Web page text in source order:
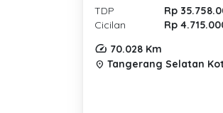
TDP
Rp
Cicilan
Rp
70.028 Km
location_on Tangerang Selatan